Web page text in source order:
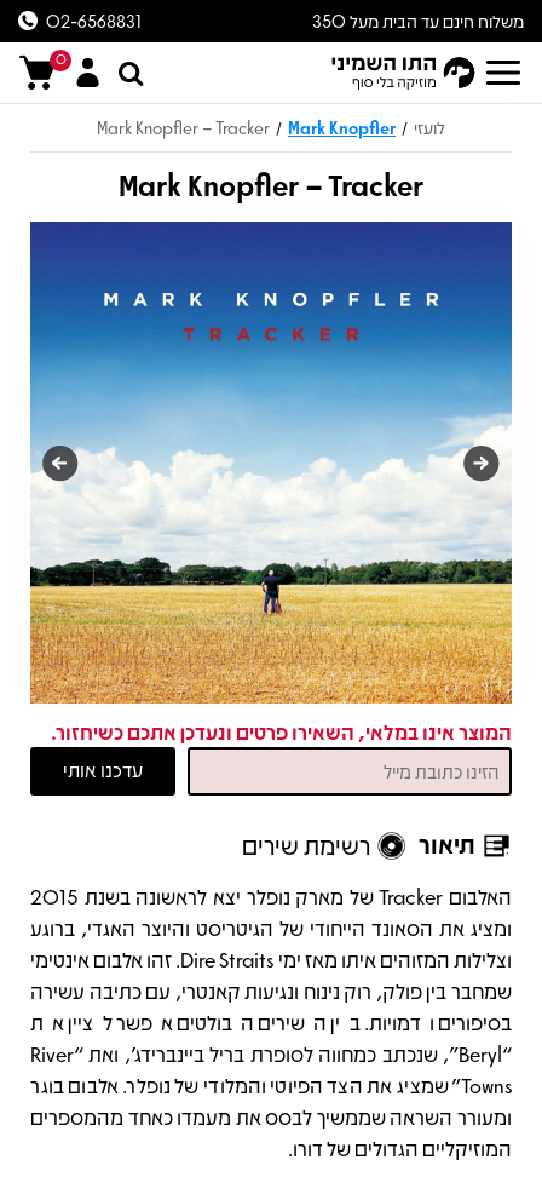
משלוח חינם עד הבית מעל 350
ש״ח
02-6568831
0
לועזי /
Mark Knopfler
/
Mark Knopfler – Tracker
Mark Knopfler – Tracker
המוצר אינו במלאי, השאירו פרטים ונעדכן אתכם כשיחזור.
תיאור רשימת שירים
תיאור
האלבום Tracker של מארק נופלר יצא לראשונה בשנת 2015
ומציג את הסאונד הייחודי של הגיטריסט והיוצר האגדי, ברוגע
וצלילות המזוהים איתו מאז ימי Dire Straits. זהו אלבום אינטימי
שמחבר בין פולק, רוק נינוח ונגיעות קאנטרי, עם כתיבה עשירה
בסיפורים ודמויות. בין השירים הבולטים אפשר לציין את
“Beryl”, שנכתב כמחווה לסופרת בריל ביינברידג’, ואת “River
Towns” שמציג את הצד הפיוטי והמלודי של נופלר. אלבום בוגר
ומעורר השראה שממשיך לבסס את מעמדו כאחד מהמספרים
המוזיקליים הגדולים של דורו.